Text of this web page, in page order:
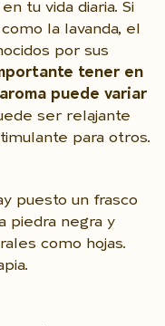
tu vida diaria. Si
la lavanda, el
por sus
tener en
puede variar
ser relajante
para otros.